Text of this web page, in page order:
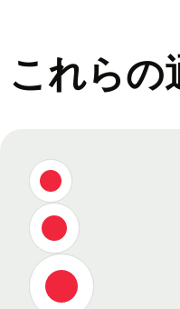
これらの